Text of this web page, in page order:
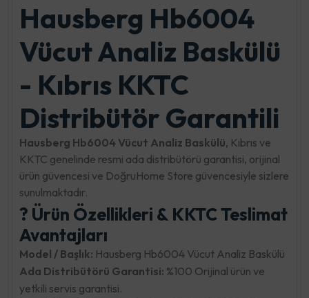
Hausberg Hb6004
Vücut Analiz Baskülü
- Kıbrıs KKTC
Distribütör Garantili
Hausberg Hb6004 Vücut Analiz Baskülü, Kıbrıs ve
KKTC genelinde resmi ada distribütörü garantisi, orijinal
ürün güvencesi ve DoğruHome Store güvencesiyle sizlere
sunulmaktadır.
? Ürün Özellikleri & KKTC Teslimat
Avantajları
Model / Başlık: Hausberg Hb6004 Vücut Analiz Baskülü
Ada Distribütörü Garantisi: %100 Orijinal ürün ve
yetkili servis garantisi.